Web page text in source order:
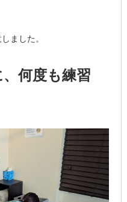
ました。
何度も練習